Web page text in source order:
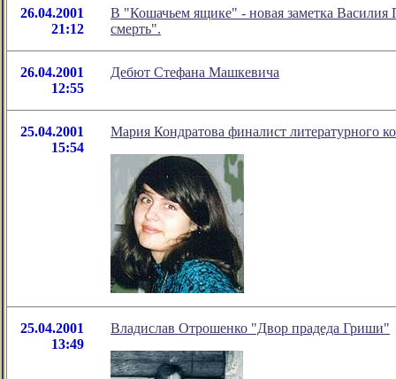
26.04.2001
21:12
В "Кошачьем ящике" - новая заметка Василия
смерть".
26.04.2001
12:55
Дебют Стефана Машкевича
25.04.2001
15:54
Мария Кондратова финалист литературного
25.04.2001
13:49
Владислав Отрошенко "Двор прадеда Гриши"